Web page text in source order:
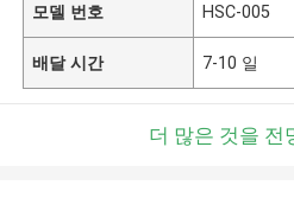
모델 번호 HSC-005
배달 시간 7-10 일
더 많은 것을 전